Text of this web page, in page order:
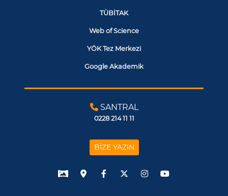
TÜBİTAK
Web of Science
YÖK Tez Merkezi
Google Akademik
SANTRAL
0228 214 11 11
BİZE YAZIN